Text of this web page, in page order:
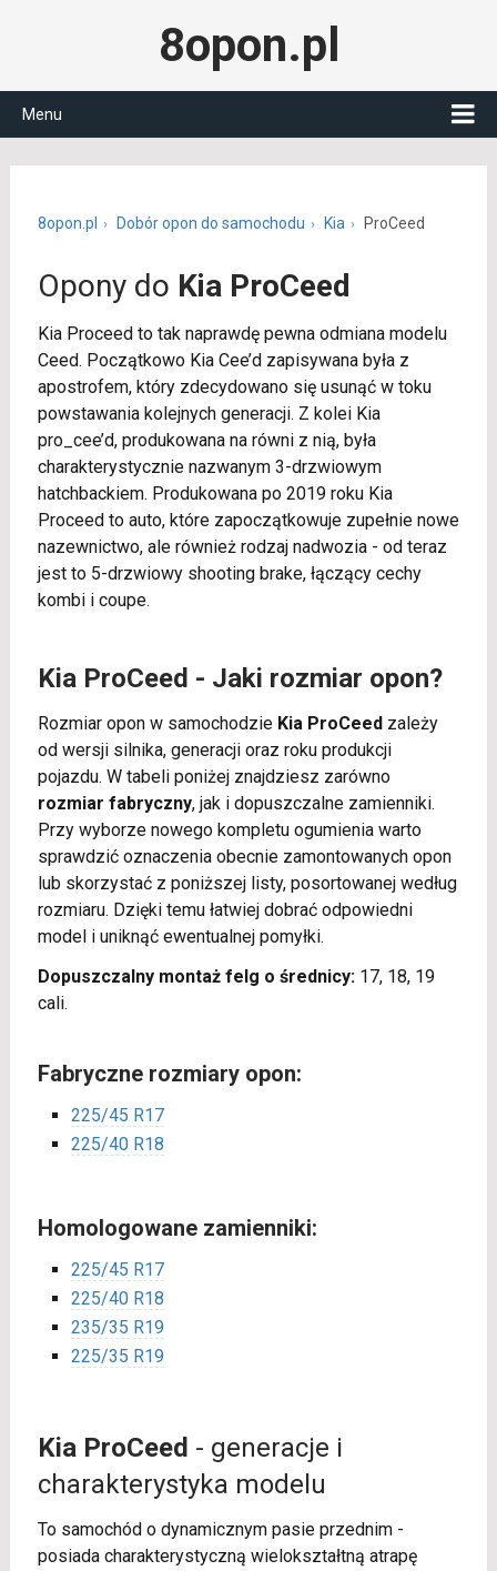
8opon.pl
Menu
8opon.pl Dobór opon do samochodu Kia ProCeed
Opony do Kia ProCeed
Kia Proceed to tak naprawdę pewna odmiana modelu
Ceed. Początkowo Kia Cee’d zapisywana była z
apostrofem, który zdecydowano się usunąć w toku
powstawania kolejnych generacji. Z kolei Kia
pro_cee’d, produkowana na równi z nią, była
charakterystycznie nazwanym 3-drzwiowym
hatchbackiem. Produkowana po 2019 roku Kia
Proceed to auto, które zapoczątkowuje zupełnie nowe
nazewnictwo, ale również rodzaj nadwozia - od teraz
jest to 5-drzwiowy shooting brake, łączący cechy
kombi i coupe.
Kia ProCeed - Jaki rozmiar opon?
Rozmiar opon w samochodzie Kia ProCeedzależy
od wersji silnika, generacji oraz roku produkcji
pojazdu. W tabeli poniżej znajdziesz zarówno
rozmiar fabryczny, jak i dopuszczalne zamienniki.
Przy wyborze nowego kompletu ogumienia warto
sprawdzić oznaczenia obecnie zamontowanych opon
lub skorzystać z poniższej listy, posortowanej według
rozmiaru. Dzięki temu łatwiej dobrać odpowiedni
model i uniknąć ewentualnej pomyłki.
Dopuszczalny montaż felg o średnicy:17, 18, 19
cali.
Fabryczne rozmiary opon:
225/45 R17
225/40 R18
Homologowane zamienniki:
225/45 R17
225/40 R18
235/35 R19
225/35 R19
Kia ProCeed - generacje i
charakterystyka modelu
To samochód o dynamicznym pasie przednim -
posiada charakterystyczną wielokształtną atrapę